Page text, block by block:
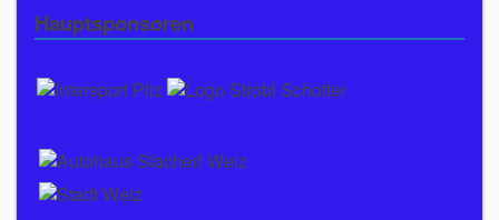
Hauptsponsoren